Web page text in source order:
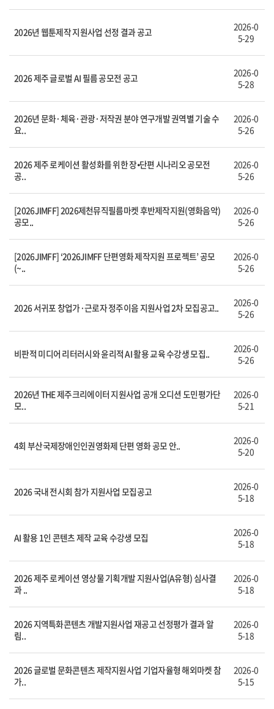
2026년 웹툰제작 지원사업 선정 결과 공고
2026-0
5-29
2026 제주 글로벌 AI 필름 공모전 공고
2026-0
5-28
2026년 문화·체육·관광·저작권 분야 연구개발 권역별 기술 수
요..
2026-0
5-26
2026 제주 로케이션 활성화를 위한 장⦁단편 시나리오 공모전
공..
2026-0
5-26
[2026JIMFF] 2026제천뮤직필름마켓 후반제작지원(영화음악)
공모..
2026-0
5-26
[2026JIMFF] ‘2026JIMFF 단편영화 제작지원 프로젝트’ 공모
(~..
2026-0
5-26
2026 서귀포 창업가·근로자 정주이음 지원사업 2차 모집공고..
2026-0
5-26
비판적 미디어 리터러시와 윤리적 AI 활용 교육 수강생 모집..
2026-0
5-26
2026년 THE 제주크리에이터 지원사업 공개 오디션 도민평가단
모..
2026-0
5-21
4회 부산국제장애인인권영화제 단편 영화 공모 안..
2026-0
5-20
2026 국내 전시회 참가 지원사업 모집공고
2026-0
5-18
AI 활용 1인 콘텐츠 제작 교육 수강생 모집
2026-0
5-18
2026 제주 로케이션 영상물 기획개발 지원사업(A유형) 심사결
과 ..
2026-0
5-18
2026 지역특화콘텐츠 개발지원사업 재공고 선정평가 결과 알
림..
2026-0
5-18
2026 글로벌 문화콘텐츠 제작지원사업 기업자율형 해외마켓 참
가..
2026-0
5-15